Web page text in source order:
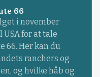
66
i november
for at tale
66. Her kan du
ranchers og
og hvilke håb og